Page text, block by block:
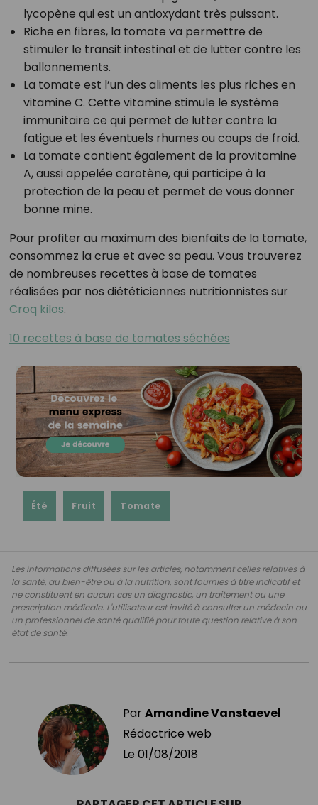
lycopène qui est un antioxydant très puissant.
Riche en fibres, la tomate va permettre de
stimuler le transit intestinal et de lutter contre les
ballonnements.
La tomate est l’un des aliments les plus riches en
vitamine C. Cette vitamine stimule le système
immunitaire ce qui permet de lutter contre la
fatigue et les éventuels rhumes ou coups de froid.
La tomate contient également de la provitamine
A, aussi appelée carotène, qui participe à la
protection de la peau et permet de vous donner
bonne mine.
Pour profiter au maximum des bienfaits de la tomate,
consommez la crue et avec sa peau. Vous trouverez
de nombreuses recettes à base de tomates
réalisées par nos diététiciennes nutritionnistes sur
Croq kilos.
10 recettes à base de tomates séchées
Été Fruit Tomate
Les informations diffusées sur les articles, notamment celles relatives à
la santé, au bien-être ou à la nutrition, sont fournies à titre indicatif et
ne constituent en aucun cas un diagnostic, un traitement ou une
prescription médicale. L'utilisateur est invité à consulter un médecin ou
un professionnel de santé qualifié pour toute question relative à son
état de santé.
ParAmandine Vanstaevel
Rédactrice web
Le 01/08/2018